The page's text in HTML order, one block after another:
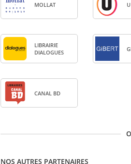
MOL­LAT
LIBRAI­RIE
DIA­LOGUES
CANAL BD
NOS AUTRES PARTENAIRES